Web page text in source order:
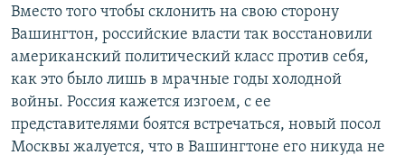
Вместо того чтобы склонить на свою сторону
Вашингтон, российские власти так восстановили
американский политический класс против себя,
как это было лишь в мрачные годы холодной
войны. Россия кажется изгоем, с ее
представителями боятся встречаться, новый посол
Москвы жалуется, что в Вашингтоне его никуда не